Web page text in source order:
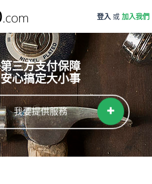
登入 或 加入我們
第三方支付保障
安心搞定大小事
我要提供服務